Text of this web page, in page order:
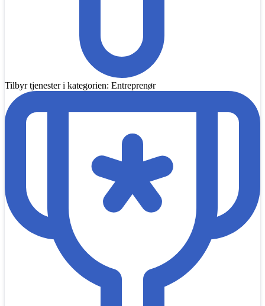
Tilbyr tjenester i kategorien: Entreprenør